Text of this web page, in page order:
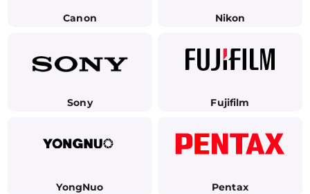
Canon Nikon
Sony Fujifilm
YongNuo Pentax